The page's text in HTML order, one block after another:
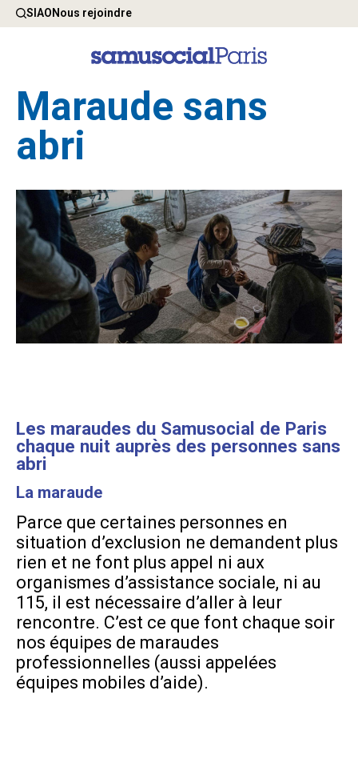
SIAONous rejoindre
Maraude sans
abri
Les maraudes du Samusocial de Paris
chaque nuit auprès des personnes sans
abri
La maraude
Parce que certaines personnes en
situation d’exclusion ne demandent plus
rien et ne font plus appel ni aux
organismes d’assistance sociale, ni au
115, il est nécessaire d’aller à leur
rencontre. C’est ce que font chaque soir
nos équipes de maraudes
professionnelles (aussi appelées
équipes mobiles d’aide).